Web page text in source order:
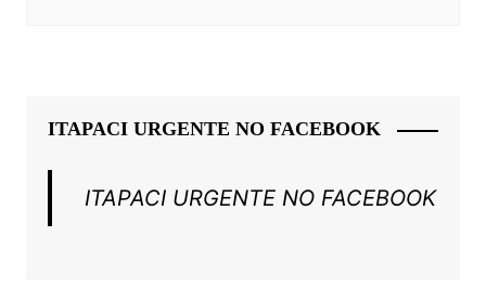
ITAPACI URGENTE NO FACEBOOK
ITAPACI URGENTE NO FACEBOOK